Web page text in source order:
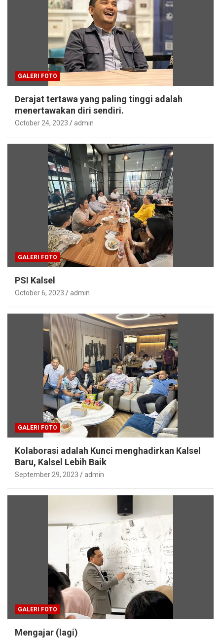
GALERI FOTO
Derajat tertawa yang paling tinggi adalah
menertawakan diri sendiri.
October 24, 2023 admin
GALERI FOTO
PSI Kalsel
October 6, 2023 admin
GALERI FOTO
Kolaborasi adalah Kunci menghadirkan Kalsel
Baru, Kalsel Lebih Baik
September 29, 2023 admin
GALERI FOTO
Mengajar (lagi)